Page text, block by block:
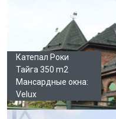
Катепал Роки
Тайга 350 m2
Мансардные окна:
Velux